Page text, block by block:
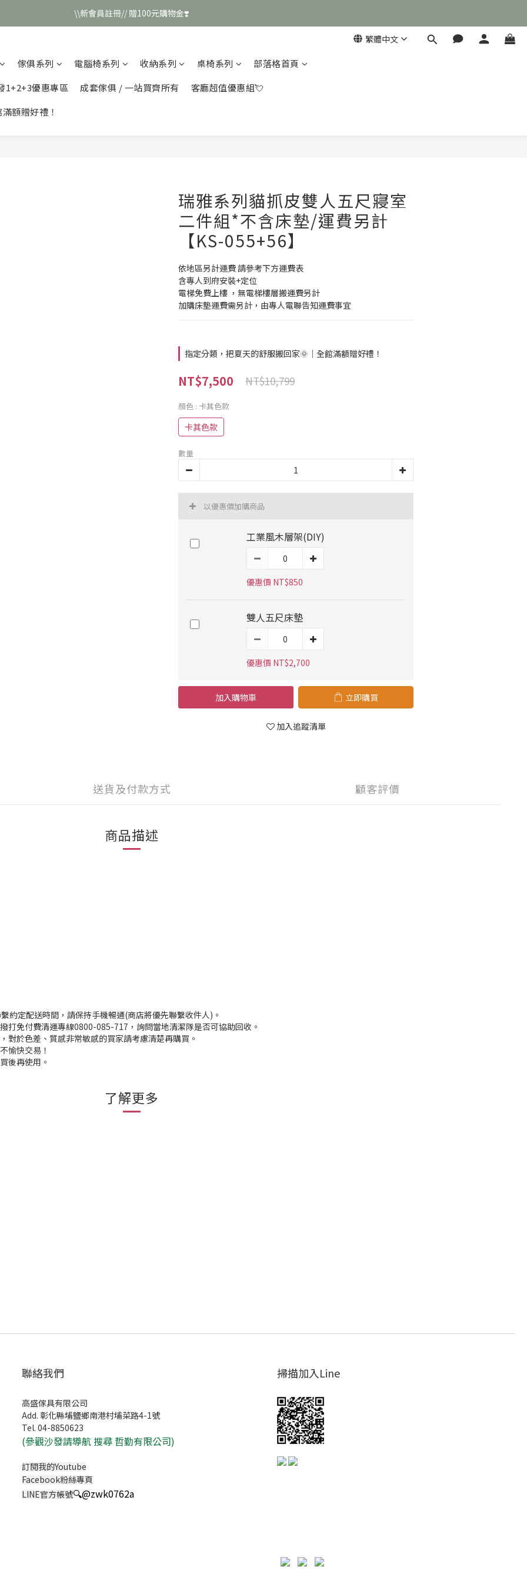
\\新會員註冊// 贈100元購物金❣️
\\新會員註冊// 贈100元購物金❣️
\\新會員註冊// 贈100元購物金❣️
繁體中文
傢俱系列 電腦椅系列 收納系列 桌椅系列
部落格首頁
1+2+3優惠專區
成套傢俱 / 一站買齊所有
客廳超值優惠組💘
額贈好禮！
瑞雅系列貓抓皮雙人五尺寢室
二件組*不含床墊/運費另計
【KS-055+56】
依地區另計運費 請參考下方運費表
含專人到府安裝+定位
電梯免費上樓 ，無電梯樓層搬運費另計
加購床墊運費需另計，由專人電聯告知運費事宜
指定分類，把夏天的舒服搬回家🌞｜全館滿額贈好禮！
NT$7,500 NT$10,799
顏色 : 卡其色款
卡其色款
數量
以優惠價加購商品
工業風木層架(DIY)
優惠價 NT$850
雙人五尺床墊
優惠價 NT$2,700
加入購物車 立即購買
加入追蹤清單
送貨及付款方式 顧客評價
商品描述
約定配送時間，請保持手機暢通(商店將優先聯繫收件人)。
打免付費清運專線0800-085-717，詢問當地清潔隊是否可協助回收。
對於色差、質感非常敏感的買家請考慮清楚再購買。
愉快交易！
後再使用。
了解更多
聯絡我們
高盛傢具有限公司
Add. 彰化縣埔鹽鄉南港村埔菜路4-1號
Tel. 04-8850623
(參觀沙發請導航 搜尋 哲勤有限公司)
訂閱我的Youtube
Facebook粉絲專頁
LINE官方帳號🔍@zwk0762a
掃描加入Line